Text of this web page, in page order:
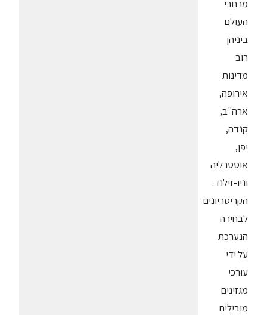
מרחבי
העולם
ביניהן
רוב
מדינות
אירופה,
ארה"ב,
קנדה,
יפן,
אוסטרליה
וניו-זילנד.
הקריטריונים
לבחירה
הנערכת
על ידי
עורכי
מגזינים
מובילים